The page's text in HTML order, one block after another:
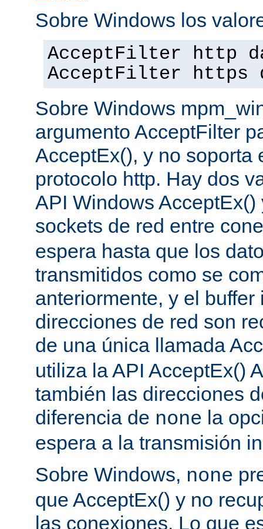
Sobre Windows los
AcceptFilter http
AcceptFilter https
Sobre Windows
argumento AcceptFilter
AcceptEx(), y no soporta
protocolo http. Hay dos
API Windows
sockets de red entre
espera hasta que los
transmitidos como se
anteriormente, y el
direcciones de red son
de una única llamada
utiliza la API AcceptEx()
también las direcciones
diferencia de none la
espera a la transmisión
Sobre Windows, none
que AcceptEx() y no
las conexiones. Lo que